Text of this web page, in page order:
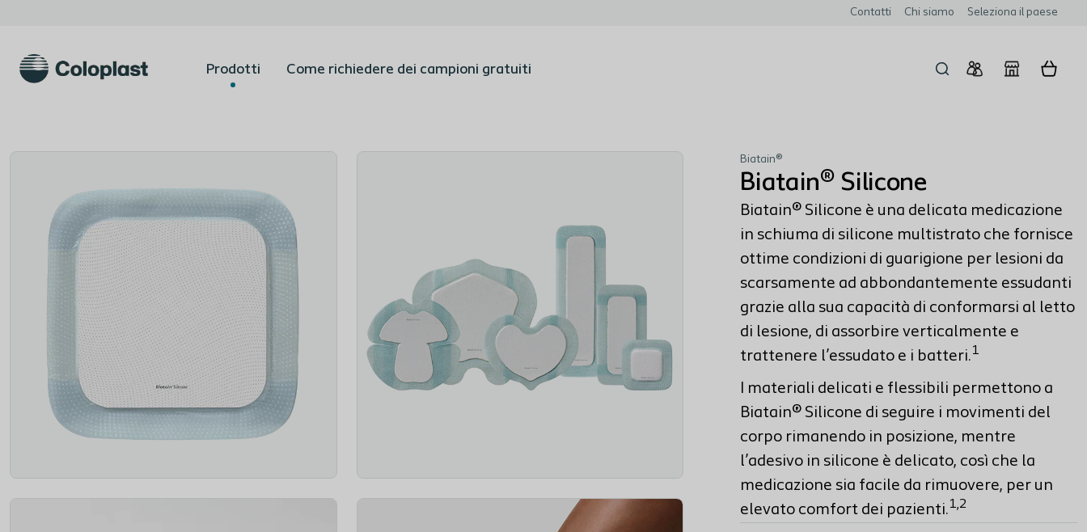
Contatti Chi siamo Seleziona il paese
Prodotti Come richiedere dei campioni gratuiti
Biatain®
Biatain® Silicone
Biatain® Silicone è una delicata medicazione
in schiuma di silicone multistrato che fornisce
ottime condizioni di guarigione per lesioni da
scarsamente ad abbondantemente essudanti
grazie alla sua capacità di conformarsi al letto
di lesione, di assorbire verticalmente e
trattenere l’essudato e i batteri.1
I materiali delicati e flessibili permettono a
Biatain® Silicone di seguire i movimenti del
corpo rimanendo in posizione, mentre
l’adesivo in silicone è delicato, così che la
medicazione sia facile da rimuovere, per un
elevato comfort dei pazienti.1,2